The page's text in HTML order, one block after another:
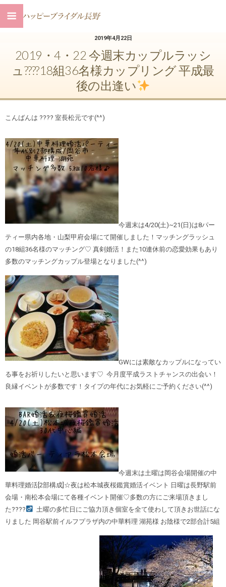
2019年4月22日
2019・4・22 今週末カップルラッシ
ュ????18組36名様カップリング 平成最
後の出逢い
こんばんは ???? 室長松元です(^^)
今週末は4/20(土)~21(日)は8パー
ティー県内各地・山梨甲府会場にて開催しました！マッチングラッシュ
の18組36名様のマッチング♡ 真剣婚活！また10連休前の恋愛効果もあり
多数のマッチングカップル登場となりました(^^)
GWには素敵なカップルになってい
る事をお祈りしたいと思います♡ 今月度平成ラストチャンスの出会い！
良縁イベントが多数です！タイプの年代にお気軽にご予約ください(^^)
今週末は土曜は岡谷会場開催の中
華料理婚活[2部構成]☆夜は松本城夜桜鑑賞婚活イベント 日曜は長野駅前
会場・南松本会場にて各種イベント開催♡多数の方にご来場頂きまし
た????‍
土曜の多忙日にご協力頂き個室を全て使わして頂きお世話にな
りました 岡谷駅前イルフプラザ内の中華料理 湖苑様 お陰様で2部合計5組